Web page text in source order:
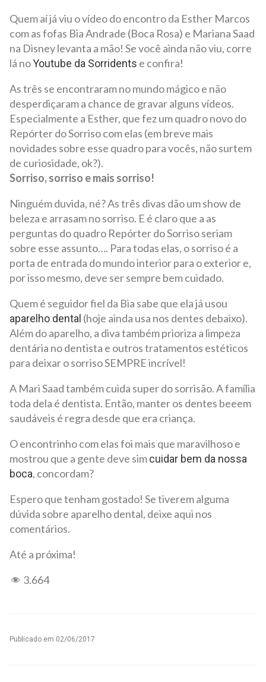
Quem aí já viu o vídeo do encontro da Esther Marcos
com as fofas Bia Andrade (Boca Rosa) e Mariana Saad
na Disney levanta a mão! Se você ainda não viu, corre
lá noYoutube da Sorridents e confira!
As três se encontraram no mundo mágico e não
desperdiçaram a chance de gravar alguns vídeos.
Especialmente a Esther, que fez um quadro novo do
Repórter do Sorriso com elas (em breve mais
novidades sobre esse quadro para vocês, não surtem
de curiosidade, ok?).
Sorriso, sorriso e mais sorriso!
Ninguém duvida, né? As três divas dão um show de
beleza e arrasam no sorriso. E é claro que a as
perguntas do quadro Repórter do Sorriso seriam
sobre esse assunto…. Para todas elas, o sorriso é a
porta de entrada do mundo interior para o exterior e,
por isso mesmo, deve ser sempre bem cuidado.
Quem é seguidor fiel da Bia sabe que ela já usou
aparelho dental (hoje ainda usa nos dentes debaixo).
Além do aparelho, a diva também prioriza a limpeza
dentária no dentista e outros tratamentos estéticos
para deixar o sorriso SEMPRE incrível!
A Mari Saad também cuida super do sorrisão. A família
toda dela é dentista. Então, manter os dentes beeem
saudáveis é regra desde que era criança.
O encontrinho com elas foi mais que maravilhoso e
mostrou que a gente deve simcuidar bem da nossa
boca, concordam?
Espero que tenham gostado! Se tiverem alguma
dúvida sobre aparelho dental, deixe aqui nos
comentários.
Até a próxima!
3.664
Publicado em 02/06/2017